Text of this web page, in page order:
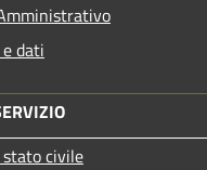
dati
civile